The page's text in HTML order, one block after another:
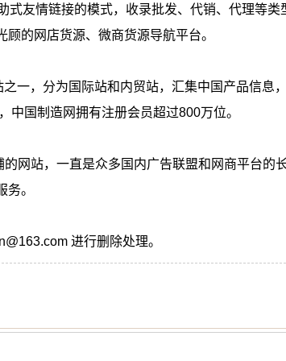
情链接的模式，收录批发、代销、代理等类
的网店货源、微商货源导航平台。
分为国际站和内贸站，汇集中国产品信息，
国制造网拥有注册会员超过800万位。
站，一直是众多国内广告联盟和网商平台的
。
进行删除处理。